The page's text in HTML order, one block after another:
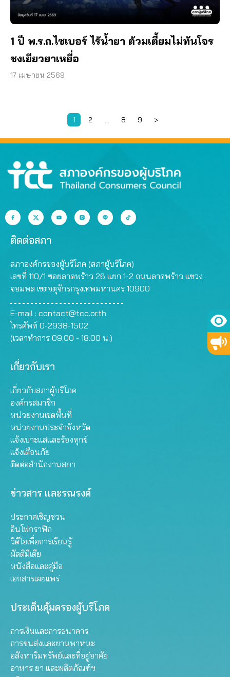
1 ปี พ.ร.ก.ไซเบอร์ ไร้น้ำยา ต้วมเตี้ยมไม่ทันโจร
ชงเยียวยาเหยื่อ
17 เมษายน 2569
1 2 … 8 9 >
ติดต่อสภา
สภาองค์กรของผู้บริโภค (สภาผู้บริโภค)
เลขที่ 110/1 ซอยลาดพร้าว 26 แยก 1-2 ถนนลาดพร้าว แขวง
จอมพล เขตจตุจักรกรุงเทพมหานคร 10900
E-mail : contact@tcc.or.th
โทรศัพท์ 0-2938-1502
(เวลาทำการ 09.00 - 18.00 น.)
เกี่ยวกับเรา
เกี่ยวกับสภาผู้บริโภค
องค์กรสมาชิก
หน่วยงานเขตพื้นที่
หน่วยงานประจำจังหวัด
แจ้งเบาะแสและร้องทุกข์
แจ้งเตือนภัย
ติดต่อสำนักงานสภา
ข่าวสาร และรณรงค์
ประกาศเชิญชวน
อินโฟกราฟิก
วิดีโอเพื่อการเรียนรู้
มัลติมีเดีย
หนังสือและคู่มือ
เอกสารเผยแพร่
ประเด็นคุ้มครองผู้บริโภค
การเงินและการธนาคาร
การขนส่งและยานพาหนะ
อสังหาริมทรัพย์และที่อยู่อาศัย
อาหาร ยา และผลิตภัณฑ์ฯ